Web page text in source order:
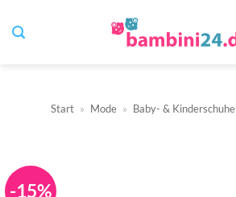
Inhalt
Start » Mode » Baby- & Kinderschuhe
-15%